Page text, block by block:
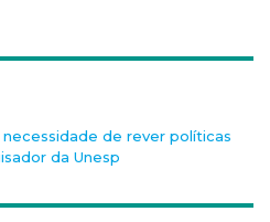
de rever políticas
da Unesp